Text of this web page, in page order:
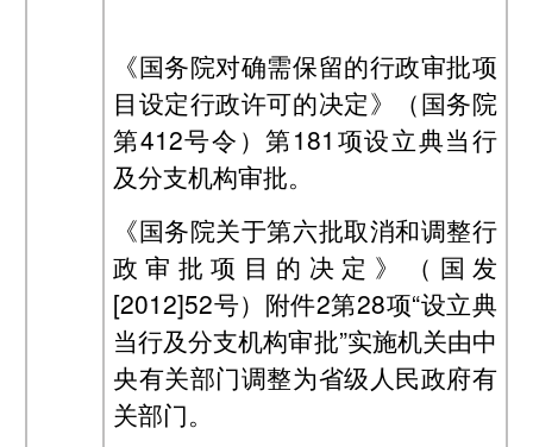
《国务院对确需保留的行政审批项
目设定行政许可的决定》（国务院
第412号令）第181项设立典当行
及分支机构审批。
《国务院关于第六批取消和调整行
政审批项目的决定》（国发
[2012]52号）附件2第28项“设立典
当行及分支机构审批”实施机关由中
央有关部门调整为省级人民政府有
关部门。